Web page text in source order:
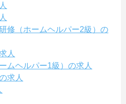
修（ホームヘルパー2級）の
人
ムヘルパー1級）の求人
求人